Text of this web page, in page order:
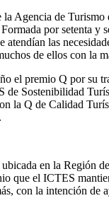
Agencia de
por setenta y
las
de ellos con la
el premio Q por su
de Sostenibilidad
la Q de Calidad
en la Región
que el ICTES
con la intención